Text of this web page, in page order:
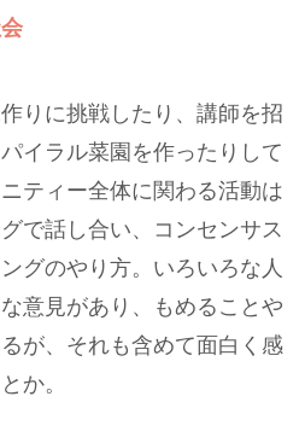
りに挑戦したり、講師を招
イラル菜園を作ったりして
ティー全体に関わる活動は
で話し合い、コンセンサス
グのやり方。いろいろな人
意見があり、もめることや
が、それも含めて面白く感
か。